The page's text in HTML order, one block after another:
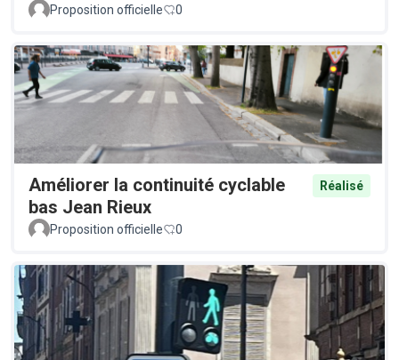
Proposition officielle 0
Améliorer la continuité cyclable
bas Jean Rieux
Réalisé
Proposition officielle 0